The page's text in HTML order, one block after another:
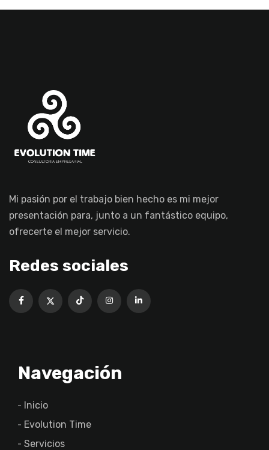
Mi pasión por el trabajo bien hecho es mi mejor
presentación para, junto a un fantástico equipo,
ofrecerte el mejor servicio.
Redes sociales
Navegación
Inicio
Evolution Time
Servicios